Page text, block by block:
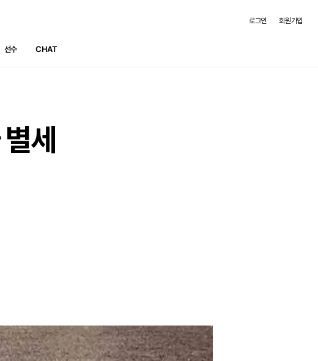
선수 CHAT
로그인 회원가입
별세